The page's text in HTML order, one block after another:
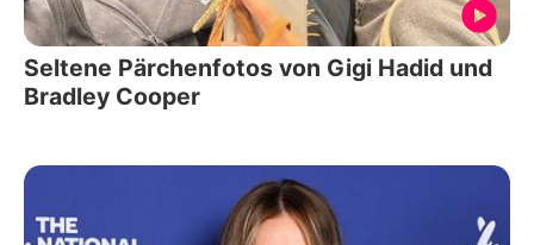
Seltene Pärchenfotos von Gigi Hadid und
Bradley Cooper